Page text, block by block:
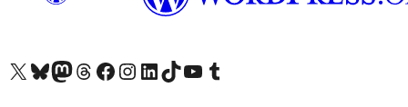
Besök vår X-konto (f.d. Twitter)
Besök vårt Bluesky-konto
Besök vårt Mastodon-konto
Besök vårt Thread-konto
Besök vår Facebook-sidaBesök vårt Instagram-konto
Besök vårt LinkedIn-konto
Besök vårt TikTok-konto
Besök vår YouTube-kanalBesök vårt Tumblr-konto